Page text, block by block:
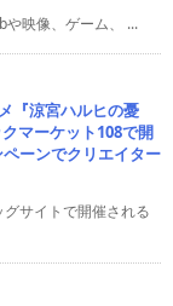
や映像、ゲーム、 ...
『涼宮ハルヒの憂
マーケット108で開
ーンでクリエイター
サイトで開催される